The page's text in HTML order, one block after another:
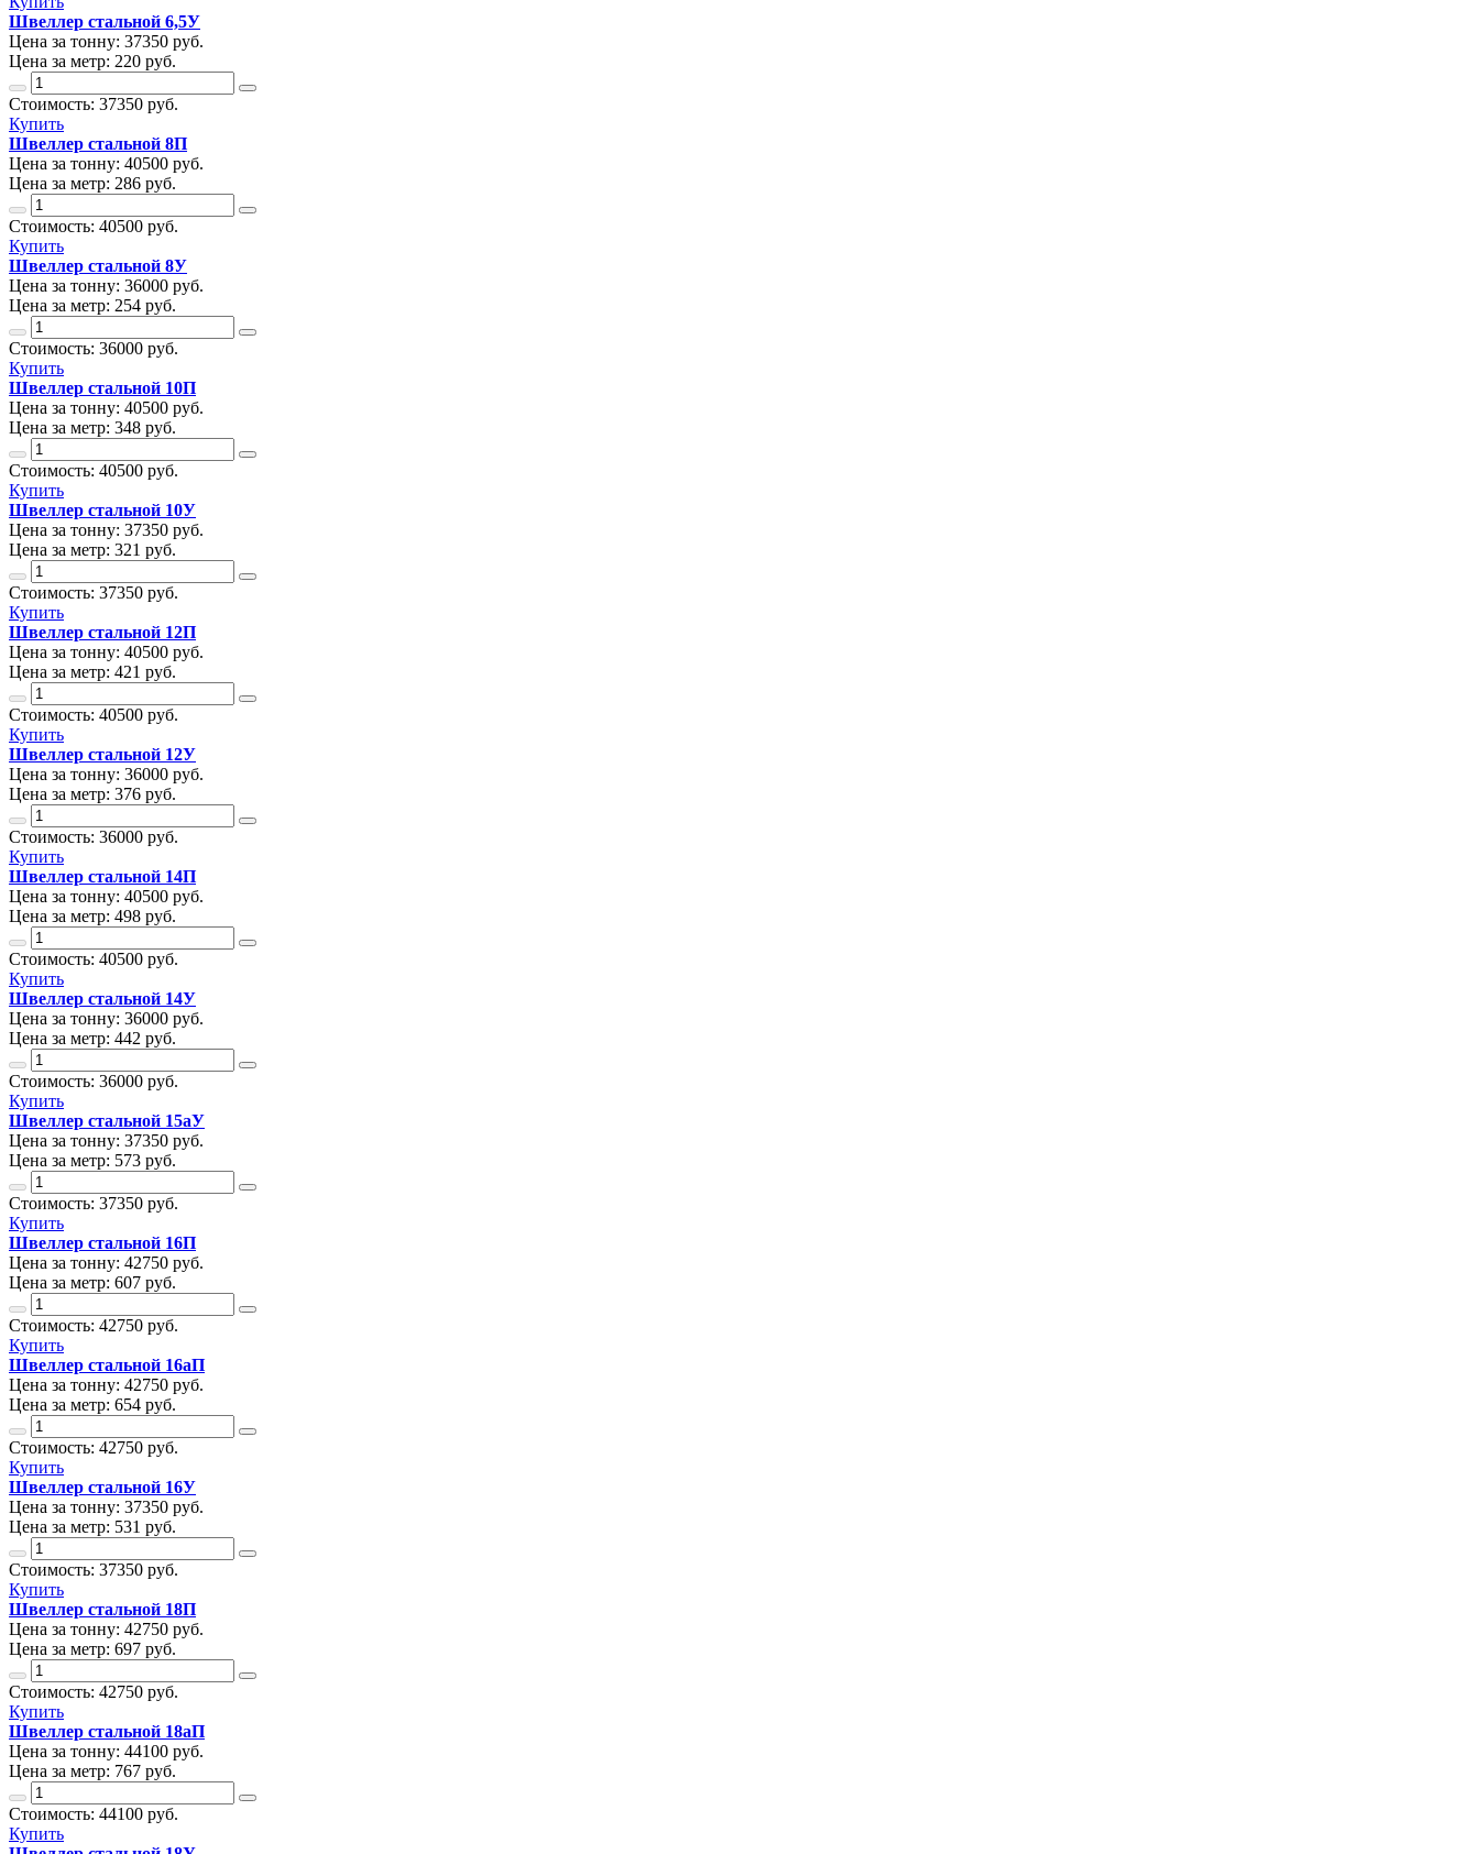
Швеллер стальной 6,5У
Цена за тонну: 37350 руб.
Цена за метр: 220 руб.
Стоимость: 37350 руб.
Купить
Швеллер стальной 8П
Цена за тонну: 40500 руб.
Цена за метр: 286 руб.
Стоимость: 40500 руб.
Купить
Швеллер стальной 8У
Цена за тонну: 36000 руб.
Цена за метр: 254 руб.
Стоимость: 36000 руб.
Купить
Швеллер стальной 10П
Цена за тонну: 40500 руб.
Цена за метр: 348 руб.
Стоимость: 40500 руб.
Купить
Швеллер стальной 10У
Цена за тонну: 37350 руб.
Цена за метр: 321 руб.
Стоимость: 37350 руб.
Купить
Швеллер стальной 12П
Цена за тонну: 40500 руб.
Цена за метр: 421 руб.
Стоимость: 40500 руб.
Купить
Швеллер стальной 12У
Цена за тонну: 36000 руб.
Цена за метр: 376 руб.
Стоимость: 36000 руб.
Купить
Швеллер стальной 14П
Цена за тонну: 40500 руб.
Цена за метр: 498 руб.
Стоимость: 40500 руб.
Купить
Швеллер стальной 14У
Цена за тонну: 36000 руб.
Цена за метр: 442 руб.
Стоимость: 36000 руб.
Купить
Швеллер стальной 15аУ
Цена за тонну: 37350 руб.
Цена за метр: 573 руб.
Стоимость: 37350 руб.
Купить
Швеллер стальной 16П
Цена за тонну: 42750 руб.
Цена за метр: 607 руб.
Стоимость: 42750 руб.
Купить
Швеллер стальной 16аП
Цена за тонну: 42750 руб.
Цена за метр: 654 руб.
Стоимость: 42750 руб.
Купить
Швеллер стальной 16У
Цена за тонну: 37350 руб.
Цена за метр: 531 руб.
Стоимость: 37350 руб.
Купить
Швеллер стальной 18П
Цена за тонну: 42750 руб.
Цена за метр: 697 руб.
Стоимость: 42750 руб.
Купить
Швеллер стальной 18аП
Цена за тонну: 44100 руб.
Цена за метр: 767 руб.
Стоимость: 44100 руб.
Купить